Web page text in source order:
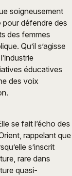
soigneusement
pour défendre des
des femmes
Qu’il s’agisse
éducatives
des voix
se fait l’écho des
rappelant que
s’inscrit
rare dans
quasi-